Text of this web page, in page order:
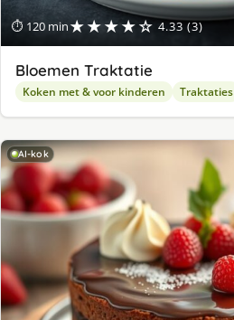
⏱ 120 min★★★★☆ 4.33 (3)
Bloemen Traktatie
Koken met & voor kinderen Traktaties
AI-kok